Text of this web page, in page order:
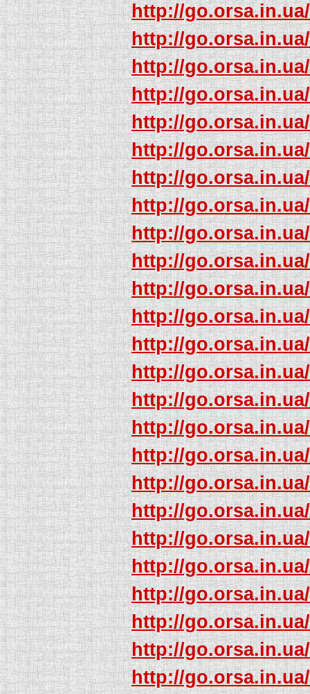
http://
http://
http://
http://
http://
http://
http://
http://
http://
http://
http://
http://
http://
http://
http://
http://
http://
http://
http://
http://
http://
http://
http://
http://
http://